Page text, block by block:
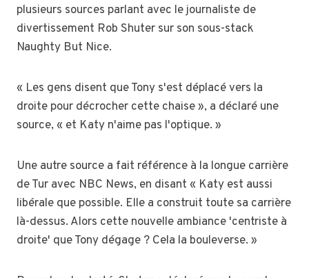
plusieurs sources parlant avec le journaliste de
divertissement Rob Shuter sur son sous-stack
Naughty But Nice.
« Les gens disent que Tony s'est déplacé vers la
droite pour décrocher cette chaise », a déclaré une
source, « et Katy n'aime pas l'optique. »
Une autre source a fait référence à la longue carrière
de Tur avec NBC News, en disant « Katy est aussi
libérale que possible. Elle a construit toute sa carrière
là-dessus. Alors cette nouvelle ambiance 'centriste à
droite' que Tony dégage ? Cela la bouleverse. »